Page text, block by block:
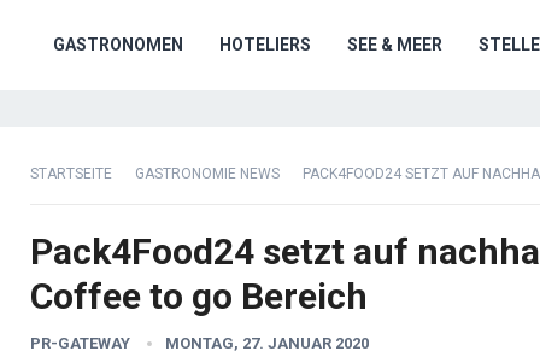
GASTRONOMEN HOTELIERS SEE & MEER
STARTSEITE GASTRONOMIE NEWS PACK4FOOD24 SETZT AUF
Pack4Food24 setzt auf
Coffee to go Bereich
PR-GATEWAY MONTAG, 27. JANUAR 2020